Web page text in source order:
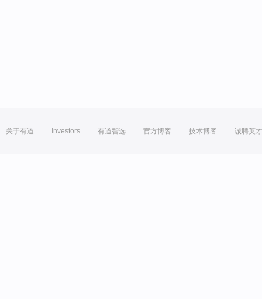
关于有道 Investors 有道智选 官方博客 技术博客 诚聘英才